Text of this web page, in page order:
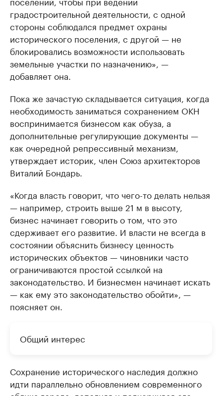
градостроительной деятельности, с одной
стороны соблюдался предмет охраны
исторического поселения, с другой — не
блокировались возможности использовать
земельные участки по назначению», —
добавляет она.
Пока же зачастую складывается ситуация, когда
необходимость заниматься сохранением ОКН
воспринимается бизнесом как обуза, а
дополнительные регулирующие документы —
как очередной репрессивный механизм,
утверждает историк, член Союз архитекторов
Виталий Бондарь.
«Когда власть говорит, что чего-то делать нельзя
— например, строить выше 21 м в высоту,
бизнес начинает говорить о том, что это
сдерживает его развитие. И власти не всегда в
состоянии объяснить бизнесу ценность
исторических объектов — чиновники часто
ограничиваются простой ссылкой на
законодательство. И бизнесмен начинает искать
— как ему это законодательство обойти», —
поясняет он.
Общий интерес
Сохранение исторического наследия должно
идти параллельно обновлением современного